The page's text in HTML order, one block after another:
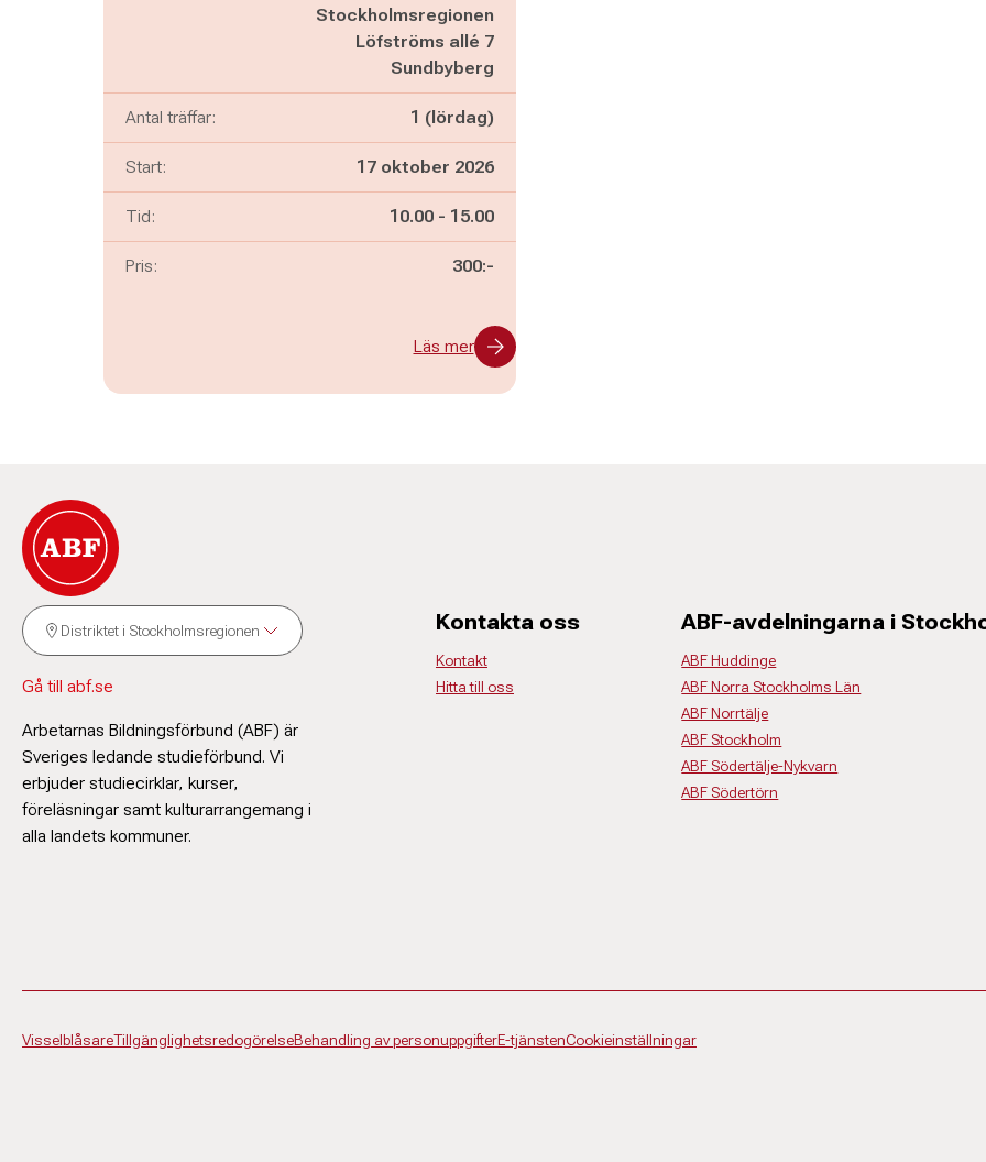
Stockholmsregionen
Löfströms allé 7
Sundbyberg
Antal träffar: 1 (lördag)
Start: 17 oktober 2026
Tid: Pågår mellan
10.00 - och
15.00
Pris: 300:-
Läs mer
Distriktet i Stockholmsregionen
Gå till abf.se
Arbetarnas Bildningsförbund (ABF) är
Sveriges ledande studieförbund. Vi
erbjuder studiecirklar, kurser,
föreläsningar samt kulturarrangemang i
alla landets kommuner.
Kontakta oss
Kontakt
Hitta till oss
ABF-avdelningarna i
ABF Huddinge
ABF Norra Stockholms Län
ABF Norrtälje
ABF Stockholm
ABF Södertälje-Nykvarn
ABF Södertörn
VisselblåsareTillgänglighetsredogörelseBehandling av personuppgifterE-tjänstenCookieinställningar